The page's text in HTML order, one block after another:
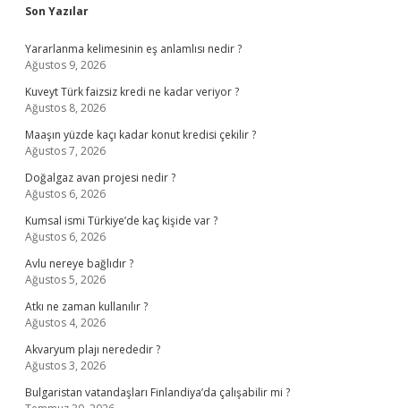
Sidebar
Son Yazılar
Yararlanma kelimesinin eş anlamlısı nedir ?
Ağustos 9, 2026
Kuveyt Türk faizsiz kredi ne kadar veriyor ?
Ağustos 8, 2026
Maaşın yüzde kaçı kadar konut kredisi çekilir ?
Ağustos 7, 2026
Doğalgaz avan projesi nedir ?
Ağustos 6, 2026
Kumsal ismi Türkiye’de kaç kişide var ?
Ağustos 6, 2026
Avlu nereye bağlıdır ?
Ağustos 5, 2026
Atkı ne zaman kullanılır ?
Ağustos 4, 2026
Akvaryum plajı nerededir ?
Ağustos 3, 2026
Bulgaristan vatandaşları Finlandiya’da çalışabilir mi ?